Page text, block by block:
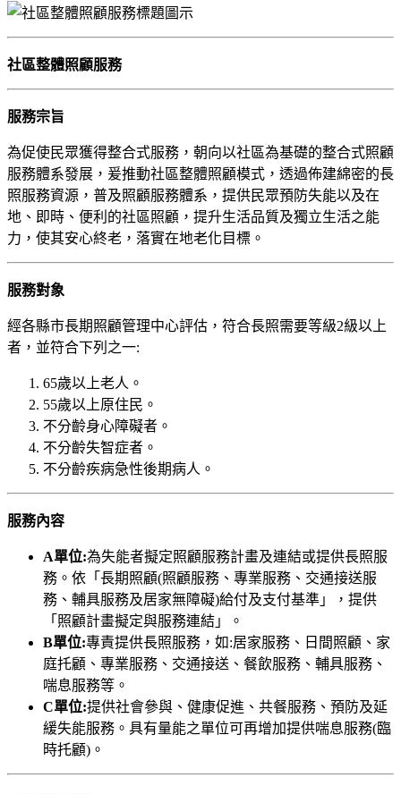
社區整體照顧服務
服務宗旨
為促使民眾獲得整合式服務，朝向以社區為基礎的整合式照顧
服務體系發展，爰推動社區整體照顧模式，透過佈建綿密的長
照服務資源，普及照顧服務體系，提供民眾預防失能以及在
地、即時、便利的社區照顧，提升生活品質及獨立生活之能
力，使其安心終老，落實在地老化目標。
服務對象
經各縣市長期照顧管理中心評估，符合長照需要等級2級以上
者，並符合下列之一:
65歲以上老人。
55歲以上原住民。
不分齡身心障礙者。
不分齡失智症者。
不分齡疾病急性後期病人。
服務內容
A單位:為失能者擬定照顧服務計畫及連結或提供長照服
務。依「長期照顧(照顧服務、專業服務、交通接送服
務、輔具服務及居家無障礙)給付及支付基準」，提供
「照顧計畫擬定與服務連結」。
B單位:專責提供長照服務，如:居家服務、日間照顧、家
庭托顧、專業服務、交通接送、餐飲服務、輔具服務、
喘息服務等。
C單位:提供社會參與、健康促進、共餐服務、預防及延
緩失能服務。具有量能之單位可再增加提供喘息服務(臨
時托顧)。